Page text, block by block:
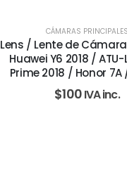
CÁMARAS PRINCIPALES
Lens / Lente de
Huawei Y6 2018 / ATU-
Prime 2018 / Honor 7A
$100IVA inc.